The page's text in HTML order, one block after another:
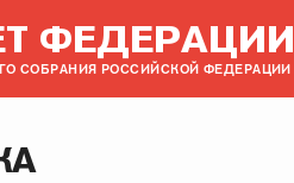
ФЕДЕРАЦИИ
СОБРАНИЯ РОССИЙСКОЙ ФЕДЕРАЦИИ